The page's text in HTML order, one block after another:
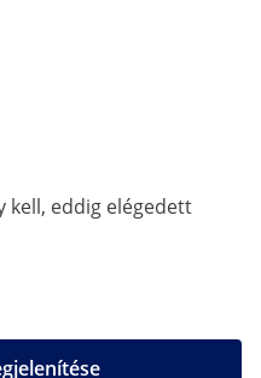
kell, eddig elégedett